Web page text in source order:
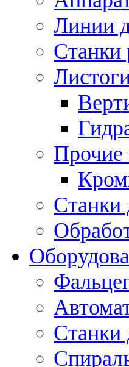
Линии
Станки
Прочие
Станки
Станки